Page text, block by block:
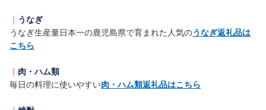
｜ うなぎ
うなぎ生産量日本一の鹿児島県で育まれた人気のうなぎ返礼品は
こちら
｜ 肉・ハム類
毎日の料理に使いやすい肉・ハム類返礼品はこちら